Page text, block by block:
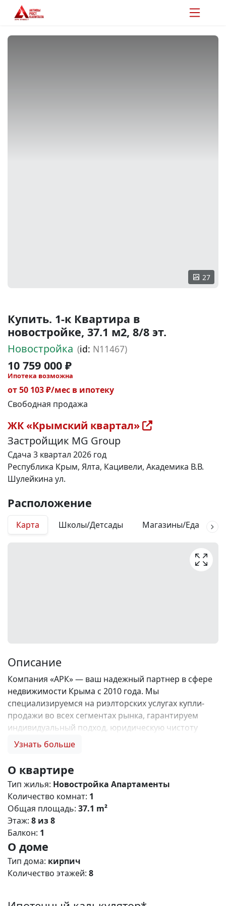
27
Купить. 1-к Квартира в
новостройке, 37.1 м2, 8/8 эт.
Новостройка (id: N11467)
10 759 000 ₽
Ипотека возможна
от 50 103 ₽/мес в ипотеку
Свободная продажа
ЖК «Крымский квартал»
Застройщик MG Group
Сдача 3 квартал 2026 год
Республика Крым, Ялта, Кацивели, Академика В.В.
Шулейкина ул.
Расположение
Карта Школы/Детсады Магазины/Еда
Описание
Компания «АРК» — ваш надежный партнер в сфере
недвижимости Крыма с 2010 года. Мы
специализируемся на риэлторских услугах купли-
продажи во всех сегментах рынка, гарантируем
индивидуальный подход, юридическую чистоту
объектов и безопасность сделок. Самое ценное для
нас, Вы получаете: 1. 0% комиссии и оформление
ипотеки бесплатно; 2. Покупку недвижимости по
цене застройщика + акции, бонусы, подарки; 3.
Экспертное мнение о каждом застройщике. Ваши
интересы — наш приоритет! 4. Профессиональную
поддержку на всех этапах сделки до получения
ключей; 5. Фейерверк подарков🎁 🎁 🎁! Купи с
нами и выбери свой ПОДАРОК! ЖК Крымский
Квартал – современный жилой кoмплeкс комфорт
класса с разнообразными планировками
Узнать больше
О квартире
Тип жилья: Новостройка Апартаменты
Количество комнат: 1
Общая площадь: 37.1 m²
Этаж: 8 из 8
Балкон: 1
О доме
Тип дома: кирпич
Количество этажей: 8